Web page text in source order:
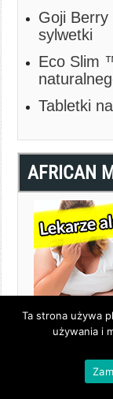
Goji
sylwetki
Eco Slim
Tabletki
AFRICAN
Ta strona używa
używania i